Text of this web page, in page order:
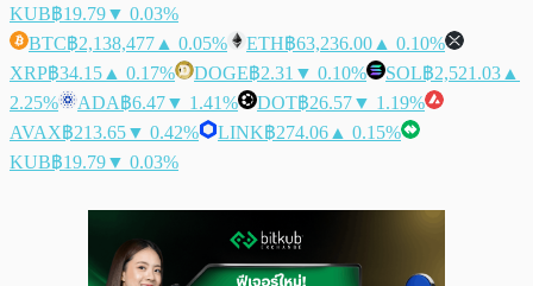
KUB฿19.79▼ 0.03%
BTC฿2,138,477 ▲ 0.05% ETH฿63,236.00 ▲ 0.10%
XRP฿34.15 ▲ 0.17% DOGE฿2.31 ▼ 0.10% SOL฿2,521.03 ▲
2.25%
ADA฿6.47▼ 1.41% DOT฿26.57▼ 1.19%
AVAX฿213.65▼ 0.42% LINK฿274.06 ▲ 0.15%
KUB฿19.79▼ 0.03%